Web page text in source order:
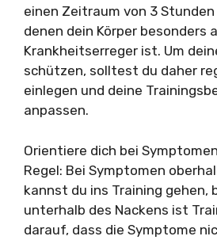
einen Zeitraum von 3 Stunden
denen dein Körper besonders
Krankheitserreger ist. Um
schützen, solltest du daher
einlegen und deine
anpassen.
Orientiere dich bei
Regel: Bei Symptomen
kannst du ins Training gehen,
unterhalb des Nackens ist
darauf, dass die Symptome